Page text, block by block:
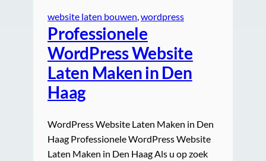
website laten bouwen, wordpress
Professionele
WordPress Website
Laten Maken in Den
Haag
WordPress Website Laten Maken in Den
Haag Professionele WordPress Website
Laten Maken in Den Haag Als u op zoek